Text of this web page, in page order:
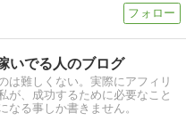
いでる人のブログ
は難しくない。実際にアフィリ
が、成功するために必要なこと
なる事しか書きません。